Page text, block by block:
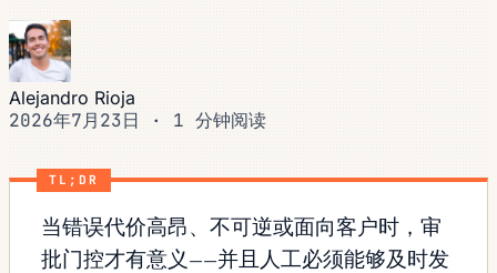
Alejandro Rioja
2026年7月23日 · 1 分钟阅读
TL;DR
当错误代价高昂、不可逆或面向客户时，审
批门控才有意义——并且人工必须能够及时发